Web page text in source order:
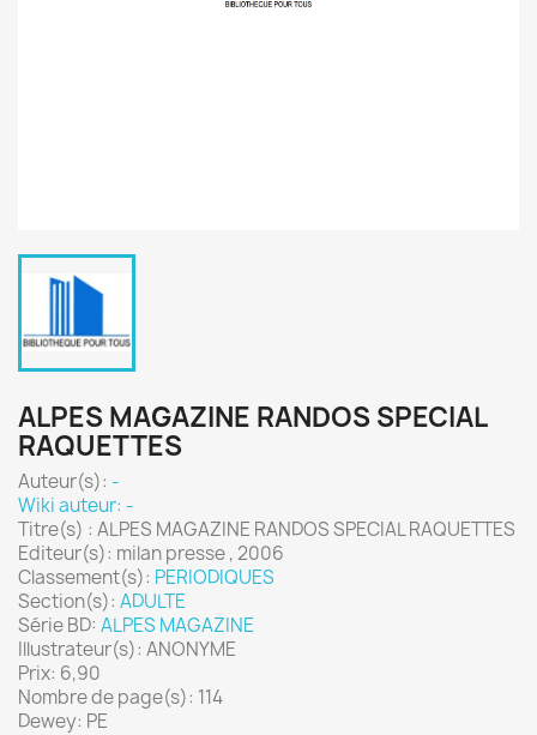
ALPES MAGAZINE RANDOS SPECIAL
RAQUETTES
Auteur(s): -
Wiki auteur: -
Titre(s) : ALPES MAGAZINE RANDOS SPECIAL RAQUETTES
Editeur(s): milan presse , 2006
Classement(s): PERIODIQUES
Section(s): ADULTE
Série BD: ALPES MAGAZINE
Illustrateur(s): ANONYME
Prix: 6,90
Nombre de page(s): 114
Dewey: PE